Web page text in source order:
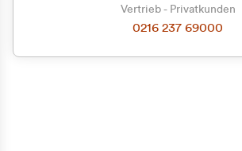
Vertrieb - Privatkunden
0216 237 69000